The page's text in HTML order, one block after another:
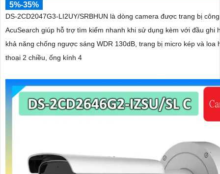
5%-35%
DS-2CD2047G3-LI2UY/SRBHUN là dòng camera được trang bị
AcuSearch giúp hỗ trợ tìm kiếm nhanh khi sử dụng kèm với đầu ghi
khả năng chống ngược sáng WDR 130dB, trang bị micro kép và loa
thoại 2 chiều, ống kính 4